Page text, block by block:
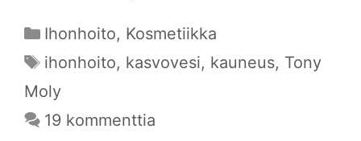
Kategoriat
Ihonhoito, Kosmetiikka
Avainsanat
ihonhoito, kasvovesi, kauneus, Tony
Moly
19 kommenttia